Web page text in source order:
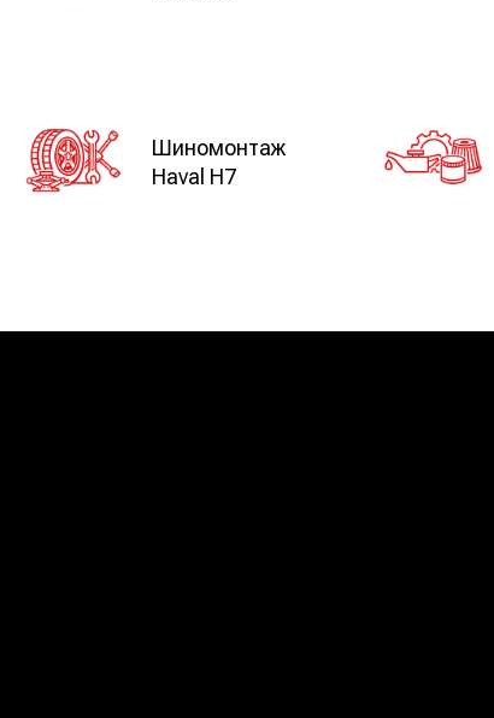
Шиномонтаж
Haval H7